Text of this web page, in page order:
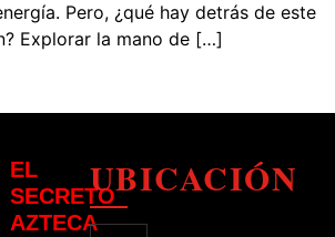
Pero, ¿qué hay detrás de este
Explorar la mano de […]
EL
SECRETO
AZTECA
UBICACIÓN